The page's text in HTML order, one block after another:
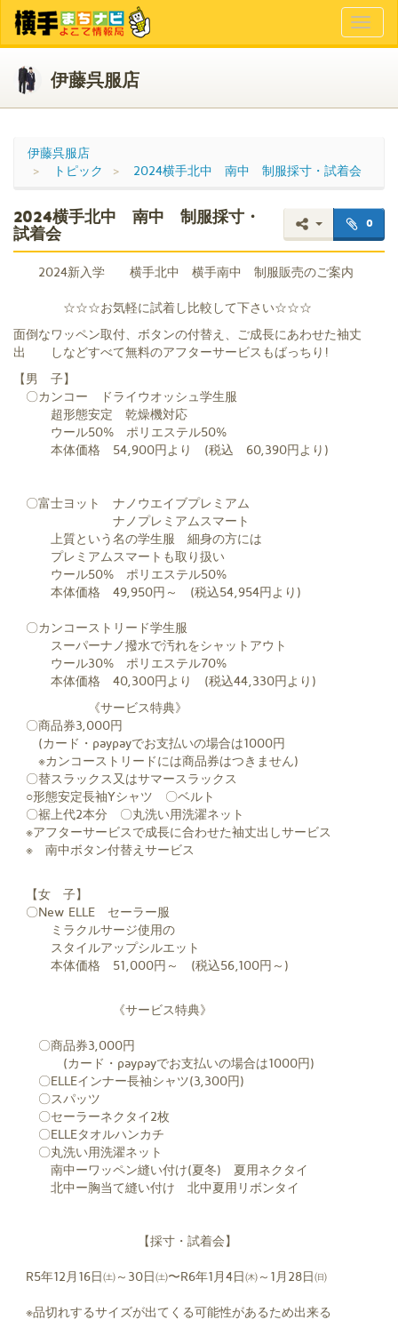
伊藤呉服店
伊藤呉服店
トピック
2024横手北中 南中 制服採寸・試着会
0
2024横手北中 南中 制服採寸・
試着会
2024新入学 横手北中 横手南中 制服販売のご案内
☆☆☆お気軽に試着し比較して下さい☆☆☆
面倒なワッペン取付、ボタンの付替え、ご成長にあわせた袖丈
出 しなどすべて無料のアフターサービスもばっちり!
【男 子】
〇カンコー ドライウオッシュ学生服
超形態安定 乾燥機対応
ウール50% ポリエステル50%
本体価格 54,900円より (税込 60,390円より)
〇富士ヨット ナノウエイブプレミアム
ナノプレミアムスマート
上質という名の学生服 細身の方には
プレミアムスマートも取り扱い
ウール50% ポリエステル50%
本体価格 49,950円～ (税込54,954円より)
〇カンコーストリード学生服
スーパーナノ撥水で汚れをシャットアウト
ウール30% ポリエステル70%
本体価格 40,300円より (税込44,330円より)
《サービス特典》
〇商品券3,000円
(カード・paypayでお支払いの場合は1000円
※カンコーストリードには商品券はつきません)
〇替スラックス又はサマースラックス
○形態安定長袖Yシャツ 〇ベルト
〇裾上代2本分 〇丸洗い用洗濯ネット
※アフターサービスで成長に合わせた袖丈出しサービス
※ 南中ボタン付替えサービス
【女 子】
〇New ELLE セーラー服
ミラクルサージ使用の
スタイルアップシルエット
本体価格 51,000円～ (税込56,100円～)
《サービス特典》
〇商品券3,000円
(カード・paypayでお支払いの場合は1000円)
〇ELLEインナー長袖シャツ(3,300円)
〇スパッツ
〇セーラーネクタイ2枚
〇ELLEタオルハンカチ
〇丸洗い用洗濯ネット
南中ーワッペン縫い付け(夏冬) 夏用ネクタイ
北中ー胸当て縫い付け 北中夏用リボンタイ
【採寸・試着会】
R5年12月16日㈯～30日㈯〜R6年1月4日㈭～1月28日㈰
※品切れするサイズが出てくる可能性があるため出来る